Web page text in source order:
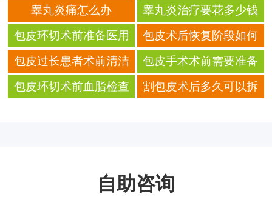
睾丸炎痛怎么办 睾丸炎治疗要花多少钱
包皮环切术前准备医用
纱布的折叠方法 教学
包皮术后恢复阶段如何
科学进行自我照护
包皮过长患者术前清洁
包皮垢的频率与操作规
包皮手术术前需要准备
的医疗相关物品清单
包皮环切术前血脂检查
割包皮术后多久可以拆
自助咨询